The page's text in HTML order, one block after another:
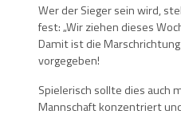
Wer der Sieger sein wird,
fest: „Wir ziehen dieses
Damit ist die
vorgegeben!
Spielerisch sollte dies auch
Mannschaft konzentriert